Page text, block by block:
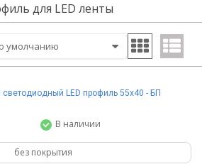
для LED ленты
LED профиль 55x40 - БП
В наличии
без покрытия